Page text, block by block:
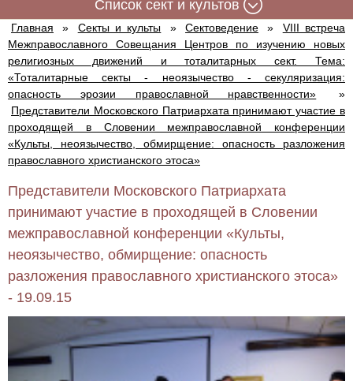
Cписок сект и культов
Главная » Секты и культы » Сектоведение »
VIII встреча
Межправославного Совещания Центров по изучению новых
религиозных движений и тоталитарных сект. Тема:
«Тоталитарные секты - неоязычество - секуляризация:
опасность эрозии православной нравственности»
»
Представители Московского Патриархата принимают участие в
проходящей в Словении межправославной конференции
«Культы, неоязычество, обмирщение: опасность разложения
православного христианского этоса»
Представители Московского Патриархата
принимают участие в проходящей в Словении
межправославной конференции «Культы,
неоязычество, обмирщение: опасность
разложения православного христианского этоса»
- 19.09.15